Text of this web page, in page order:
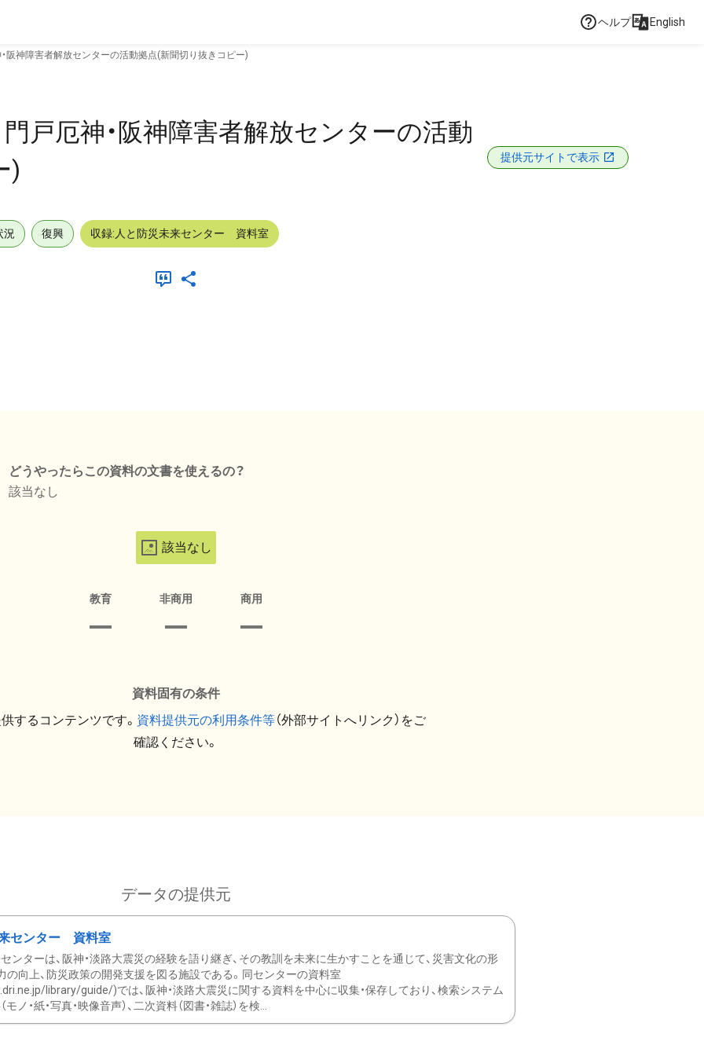
ヘルプ English
阪神障害者解放センターの活動拠点(新聞切り抜きコピー)
戸厄神・阪神障害者解放センターの活動
)
提供元サイトで表示
況 復興 収録:人と防災未来センター 資料室
どうやったらこの資料の文書を使えるの？
該当なし
該当なし
教育 非商用 商用
資料固有の条件
するコンテンツです。 資料提供元の利用条件等（外部サイトへリンク）をご
確認ください。
データの提供元
センター 資料室
ンターは、阪神・淡路大震災の経験を語り継ぎ、その教訓を未来に生かすことを通じて、災害文化の形
の向上、防災政策の開発支援を図る施設である。同センターの資料室
library/guide/)では、阪神・淡路大震災に関する資料を中心に収集・保存しており、検索システム
ノ・紙・写真・映像音声）、二次資料（図書・雑誌）を検...